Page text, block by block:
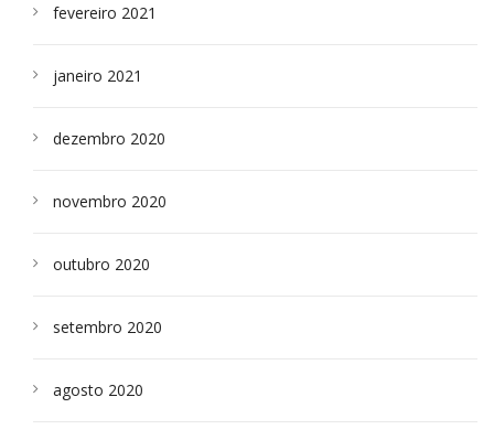
fevereiro 2021
janeiro 2021
dezembro 2020
novembro 2020
outubro 2020
setembro 2020
agosto 2020